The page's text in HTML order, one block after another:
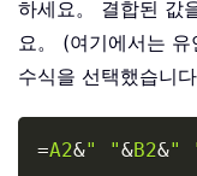
하세요。 결합된 값
요。 (여기에서는
수식을 선택했습니
=A2&" "&B2&"